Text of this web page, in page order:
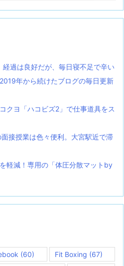
過は良好だが、毎日寝不足で辛い
年から続けたブログの毎日更新
クヨ「ハコビズ2」で仕事道具をス
接授業は色々便利。大宮駅近で滞
軽減！専用の「体圧分散マットby
(60) Fit Boxing (67)